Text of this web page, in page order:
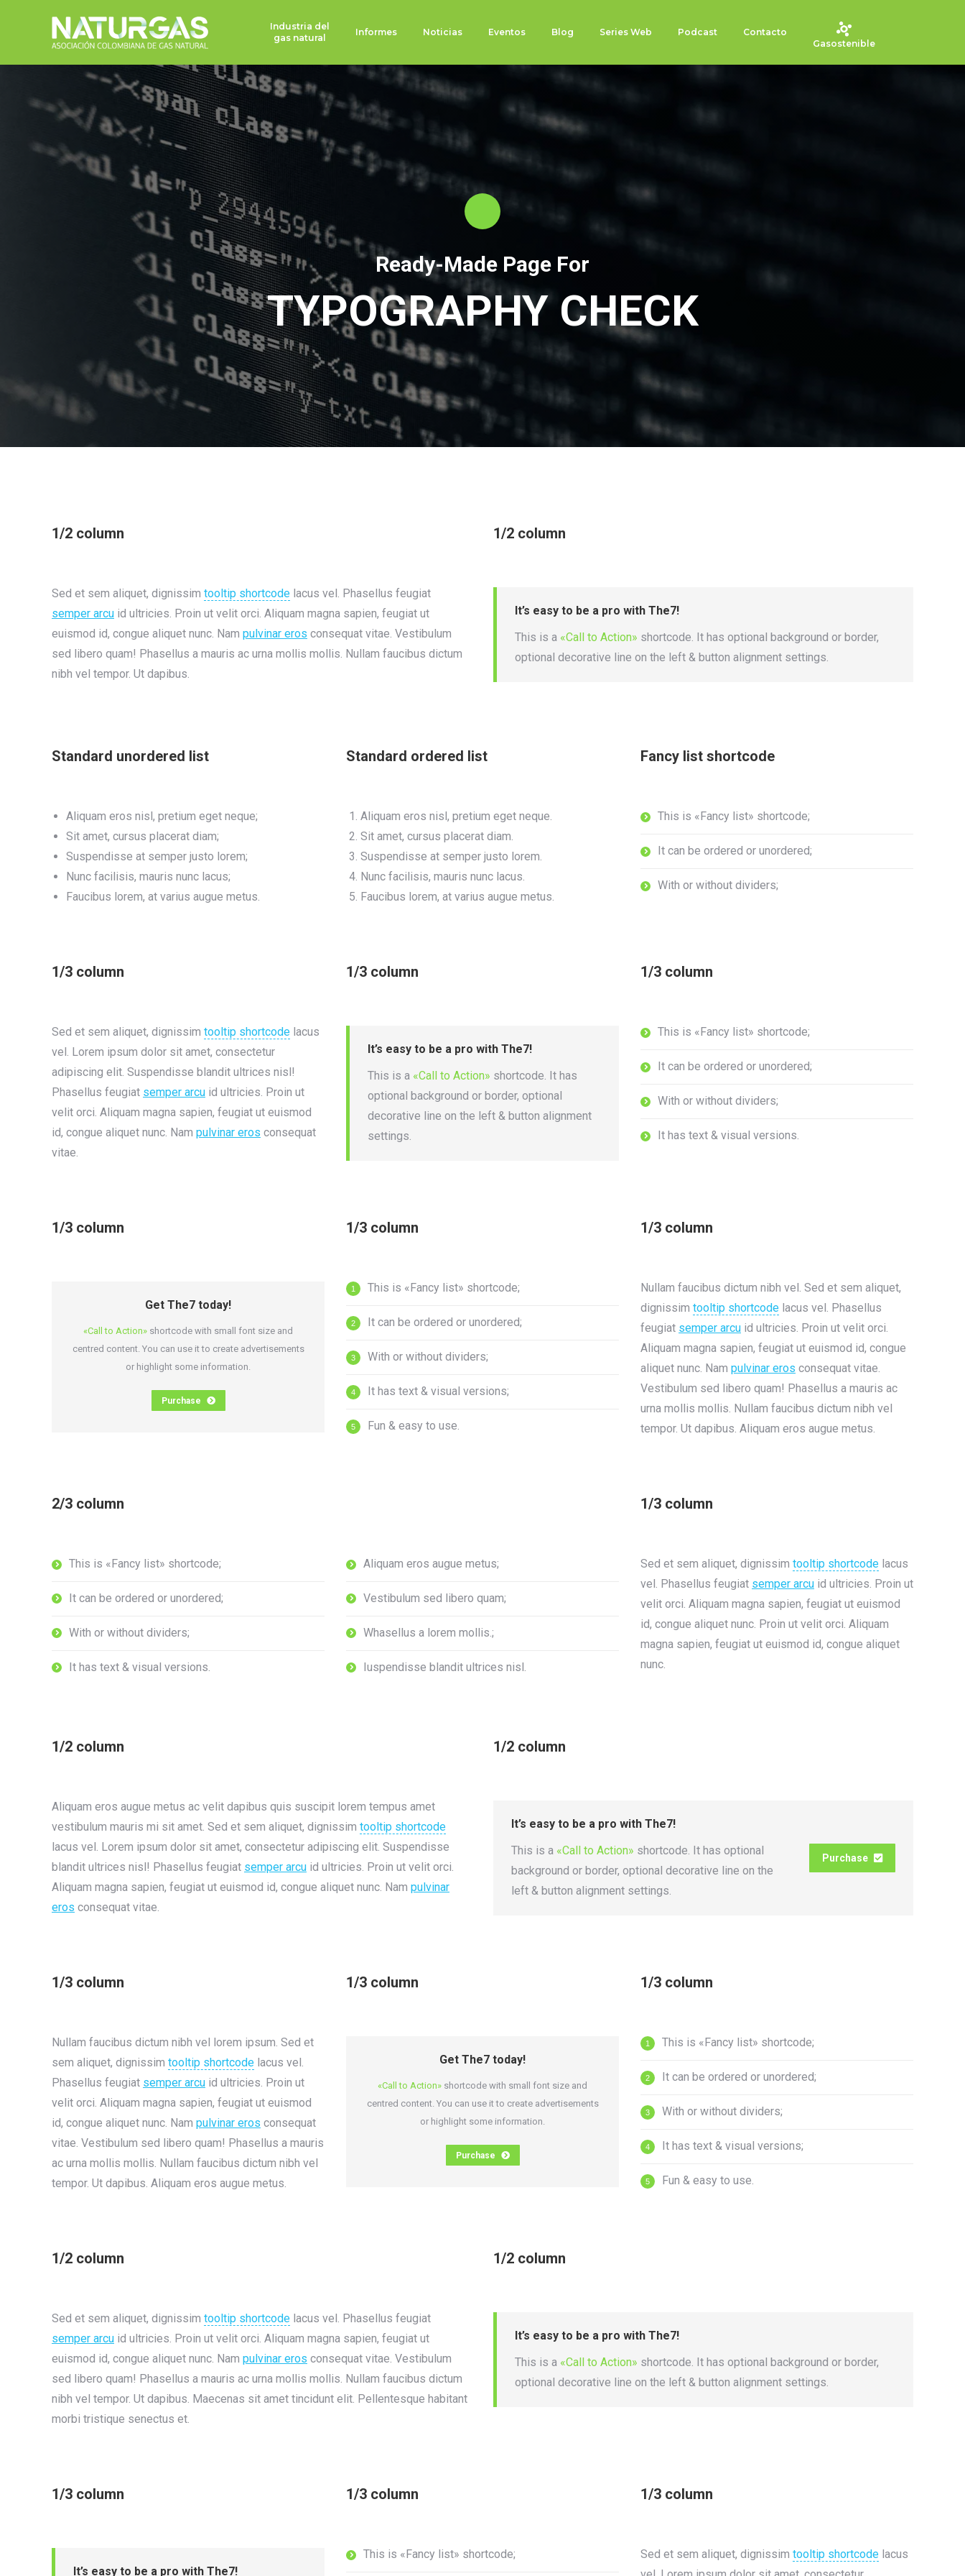
Industria del
gas natural
Informes Noticias Eventos Blog Series Web Podcast
Contacto
Gasostenible
Ready-Made Page For
TYPOGRAPHY CHECK
1/2 column
Sed et sem aliquet, dignissim tooltip shortcode lacus vel. Phasellus feugiat
semper arcu id ultricies. Proin ut velit orci. Aliquam magna sapien, feugiat ut
euismod id, congue aliquet nunc. Nam pulvinar eros consequat vitae. Vestibulum
sed libero quam! Phasellus a mauris ac urna mollis mollis. Nullam faucibus dictum
nibh vel tempor. Ut dapibus.
1/2 column
It’s easy to be a pro with The7!
This is a «Call to Action» shortcode. It has optional background or border,
optional decorative line on the left & button alignment settings.
Standard unordered list
Aliquam eros nisl, pretium eget neque;
Sit amet, cursus placerat diam;
Suspendisse at semper justo lorem;
Nunc facilisis, mauris nunc lacus;
Faucibus lorem, at varius augue metus.
Standard ordered list
Aliquam eros nisl, pretium eget neque.
Sit amet, cursus placerat diam.
Suspendisse at semper justo lorem.
Nunc facilisis, mauris nunc lacus.
Faucibus lorem, at varius augue metus.
Fancy list shortcode
This is «Fancy list» shortcode;
It can be ordered or unordered;
With or without dividers;
1/3 column
Sed et sem aliquet, dignissim tooltip shortcode lacus
vel. Lorem ipsum dolor sit amet, consectetur
adipiscing elit. Suspendisse blandit ultrices nisl!
Phasellus feugiat semper arcu id ultricies. Proin ut
velit orci. Aliquam magna sapien, feugiat ut euismod
id, congue aliquet nunc. Nam pulvinar eros consequat
vitae.
1/3 column
It’s easy to be a pro with The7!
This is a «Call to Action» shortcode. It has
optional background or border, optional
decorative line on the left & button alignment
settings.
1/3 column
This is «Fancy list» shortcode;
It can be ordered or unordered;
With or without dividers;
It has text & visual versions.
1/3 column
Get The7 today!
«Call to Action» shortcode with small font size and
centred content. You can use it to create advertisements
or highlight some information.
Purchase
1/3 column
This is «Fancy list» shortcode;
It can be ordered or unordered;
With or without dividers;
It has text & visual versions;
Fun & easy to use.
1/3 column
Nullam faucibus dictum nibh vel. Sed et sem aliquet,
dignissim tooltip shortcode lacus vel. Phasellus
feugiat semper arcu id ultricies. Proin ut velit orci.
Aliquam magna sapien, feugiat ut euismod id, congue
aliquet nunc. Nam pulvinar eros consequat vitae.
Vestibulum sed libero quam! Phasellus a mauris ac
urna mollis mollis. Nullam faucibus dictum nibh vel
tempor. Ut dapibus. Aliquam eros augue metus.
2/3 column
This is «Fancy list» shortcode;
It can be ordered or unordered;
With or without dividers;
It has text & visual versions.
Aliquam eros augue metus;
Vestibulum sed libero quam;
Whasellus a lorem mollis.;
Iuspendisse blandit ultrices nisl.
1/3 column
Sed et sem aliquet, dignissim tooltip shortcode lacus
vel. Phasellus feugiat semper arcu id ultricies. Proin ut
velit orci. Aliquam magna sapien, feugiat ut euismod
id, congue aliquet nunc. Proin ut velit orci. Aliquam
magna sapien, feugiat ut euismod id, congue aliquet
nunc.
1/2 column
Aliquam eros augue metus ac velit dapibus quis suscipit lorem tempus amet
vestibulum mauris mi sit amet. Sed et sem aliquet, dignissim tooltip shortcode
lacus vel. Lorem ipsum dolor sit amet, consectetur adipiscing elit. Suspendisse
blandit ultrices nisl! Phasellus feugiat semper arcu id ultricies. Proin ut velit orci.
Aliquam magna sapien, feugiat ut euismod id, congue aliquet nunc. Nam pulvinar
eros consequat vitae.
1/2 column
It’s easy to be a pro with The7!
This is a «Call to Action» shortcode. It has optional
background or border, optional decorative line on the
left & button alignment settings.
Purchase
1/3 column
Nullam faucibus dictum nibh vel lorem ipsum. Sed et
sem aliquet, dignissim tooltip shortcode lacus vel.
Phasellus feugiat semper arcu id ultricies. Proin ut
velit orci. Aliquam magna sapien, feugiat ut euismod
id, congue aliquet nunc. Nam pulvinar eros consequat
vitae. Vestibulum sed libero quam! Phasellus a mauris
ac urna mollis mollis. Nullam faucibus dictum nibh vel
tempor. Ut dapibus. Aliquam eros augue metus.
1/3 column
Get The7 today!
«Call to Action» shortcode with small font size and
centred content. You can use it to create advertisements
or highlight some information.
Purchase
1/3 column
This is «Fancy list» shortcode;
It can be ordered or unordered;
With or without dividers;
It has text & visual versions;
Fun & easy to use.
1/2 column
Sed et sem aliquet, dignissim tooltip shortcode lacus vel. Phasellus feugiat
semper arcu id ultricies. Proin ut velit orci. Aliquam magna sapien, feugiat ut
euismod id, congue aliquet nunc. Nam pulvinar eros consequat vitae. Vestibulum
sed libero quam! Phasellus a mauris ac urna mollis mollis. Nullam faucibus dictum
nibh vel tempor. Ut dapibus. Maecenas sit amet tincidunt elit. Pellentesque habitant
morbi tristique senectus et.
1/2 column
It’s easy to be a pro with The7!
This is a «Call to Action» shortcode. It has optional background or border,
optional decorative line on the left & button alignment settings.
1/3 column
It’s easy to be a pro with The7!
1/3 column
This is «Fancy list» shortcode;
1/3 column
Sed et sem aliquet, dignissim tooltip shortcode lacus